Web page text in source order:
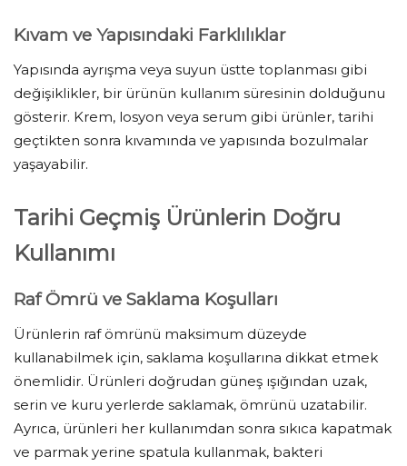
Kıvam ve Yapısındaki Farklılıklar
Yapısında ayrışma veya suyun üstte toplanması gibi
değişiklikler, bir ürünün kullanım süresinin dolduğunu
gösterir. Krem, losyon veya serum gibi ürünler, tarihi
geçtikten sonra kıvamında ve yapısında bozulmalar
yaşayabilir.
Tarihi Geçmiş Ürünlerin Doğru
Kullanımı
Raf Ömrü ve Saklama Koşulları
Ürünlerin raf ömrünü maksimum düzeyde
kullanabilmek için, saklama koşullarına dikkat etmek
önemlidir. Ürünleri doğrudan güneş ışığından uzak,
serin ve kuru yerlerde saklamak, ömrünü uzatabilir.
Ayrıca, ürünleri her kullanımdan sonra sıkıca kapatmak
ve parmak yerine spatula kullanmak, bakteri